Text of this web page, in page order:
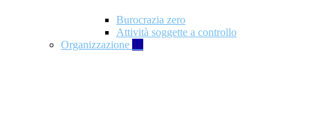
Burocrazia zero
Attività soggette a controllo
Organizzazione 10